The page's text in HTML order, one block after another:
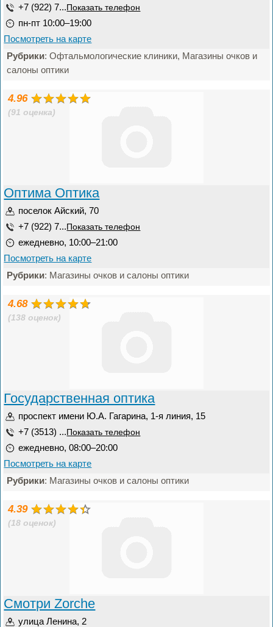
+7 (922) 7... Показать телефон
пн-пт 10:00–19:00
Посмотреть на карте
Рубрики: Офтальмологические клиники, Магазины очков и
салоны оптики
4.96
(91 оценка)
Оптима Оптика
поселок Айский, 70
+7 (922) 7... Показать телефон
ежедневно, 10:00–21:00
Посмотреть на карте
Рубрики: Магазины очков и салоны оптики
4.68
(138 оценок)
Государственная оптика
проспект имени Ю.А. Гагарина, 1-я линия, 15
+7 (3513) ... Показать телефон
ежедневно, 08:00–20:00
Посмотреть на карте
Рубрики: Магазины очков и салоны оптики
4.39
(18 оценок)
Смотри Zorche
улица Ленина, 2